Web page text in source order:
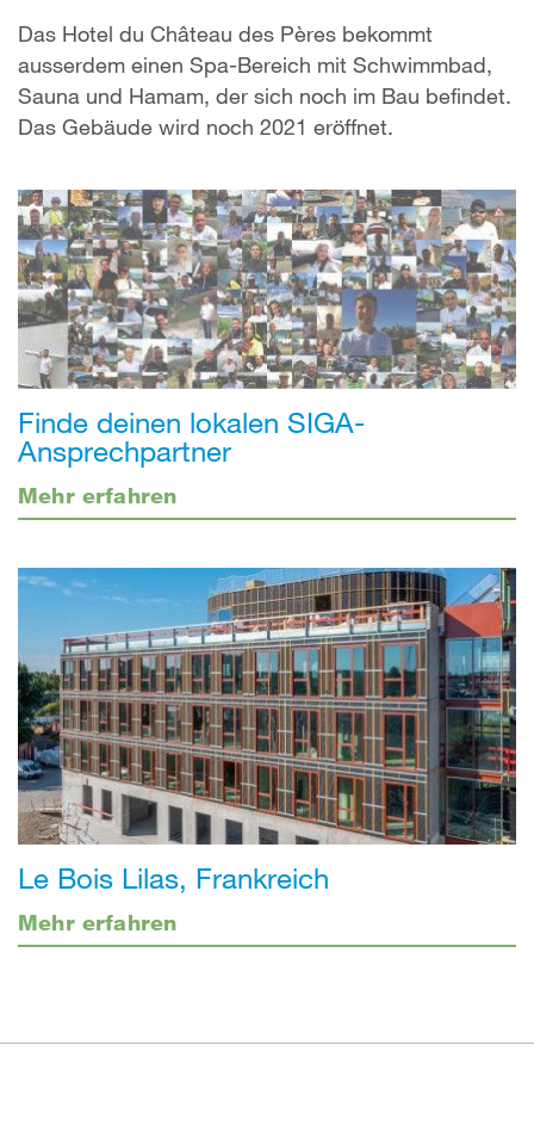
Das Hotel du Château des Pères bekommt
ausserdem einen Spa-Bereich mit Schwimmbad,
Sauna und Hamam, der sich noch im Bau befindet.
Das Gebäude wird noch 2021 eröffnet.
Finde deinen lokalen SIGA-
Ansprechpartner
Mehr erfahren
Le Bois Lilas, Frankreich
Mehr erfahren